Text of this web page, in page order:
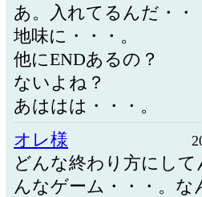
あ。入れてるんだ・・
地味に・・・。
他にENDあるの？
ないよね？
あははは・・・。
オレ様
どんな終わり方にし
んなゲーム・・・。